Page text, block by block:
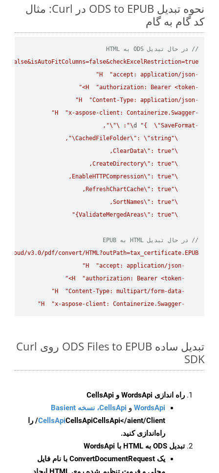
نحوه تبدیل ODS to EPUB در Curl: مثال
کد گام به گام
// در حال تبدیل ODS به HTML
-
H
"accept: application/json"
-
H
"authorization: Bearer <token>"
-
H
"Content-Type: application/json"
-
H
"x-aspose-client: Containerize.Swagger"
-
d "{ \"SaveFormat
\"
:
\"
\"
\"
CachedFileFolder\" : \"string
\"
\"
ClearData\"
\"
CreateDirectory\"
\"
EnableHTTPCompression\"
\"
RefreshChartCache\"
\"
SortNames\"
\"
ValidateMergedAreas\" : true}"
// در حال تبدیل HTML به EPUB
v3.0/pdf/convert/HTML?outPath=tax_certificate.EPUB"
-
H
"accept: application/json"
-
H
"authorization: Bearer <token>"
-
H
"Content-Type: multipart/form-data"
-
H "x-aspose-client: Containerize.Swagger"
تبدیل ساده ODS Files to EPUB روی Curl
SDK
راه اندازی WordsApi و CellsApi
WordsApi و CellsApi، نسخه Basient
CellsApiCellsApi
CellsApi</aient/Client/ را
راه‌اندازی کنید.
تبدیل ODS به HTML با WordsApi
یک ConvertDocumentRequest با نام فایل